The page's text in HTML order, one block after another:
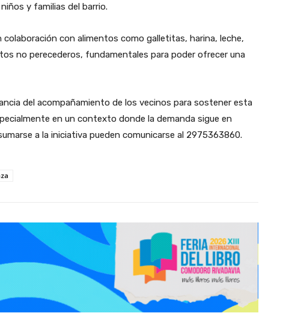
y familias del barrio.
con alimentos como galletitas, harina, leche,
no perecederos, fundamentales para poder ofrecer una
del acompañamiento de los vecinos para sostener esta
en un contexto donde la demanda sigue en
a la iniciativa pueden comunicarse al 2975363860.